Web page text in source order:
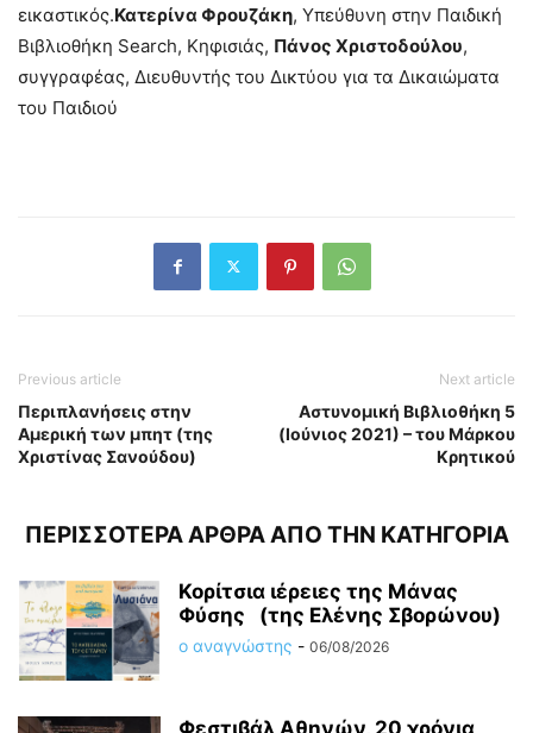
εικαστικός.Κατερίνα Φρουζάκη, Υπεύθυνη στην Παιδική
Βιβλιοθήκη Search, Κηφισιάς, Πάνος Χριστοδούλου,
συγγραφέας, Διευθυντής του Δικτύου για τα Δικαιώματα
του Παιδιού
Previous article
Περιπλανήσεις στην
Αμερική των μπητ (της
Χριστίνας Σανούδου)
Next article
Αστυνομική Βιβλιοθήκη 5
(Ιούνιος 2021) – του Μάρκου
Κρητικού
ΠΕΡΙΣΣΟΤΕΡΑ ΑΡΘΡΑ ΑΠΟ ΤΗΝ ΚΑΤΗΓΟΡΙΑ
Κορίτσια ιέρειες της Μάνας
Φύσης (της Ελένης Σβορώνου)
ο αναγνώστης - 06/08/2026
Φεστιβάλ Αθηνών, 20 χρόνια